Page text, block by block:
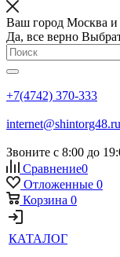
Ваш город Москва и
Да, все верно
+7(4742) 370-333
internet@shintorg48.ru
Звоните с 8:00 до
Сравнение0
Отложенные 0
Корзина 0
КАТАЛОГ